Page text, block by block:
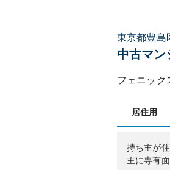
東京都豊島
中古マン
フェニック
居住用
持ち主が
主に専有